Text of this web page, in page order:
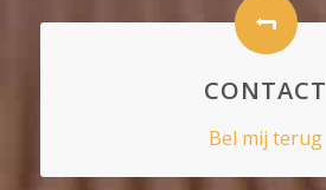
CONTACT
Bel mij terug